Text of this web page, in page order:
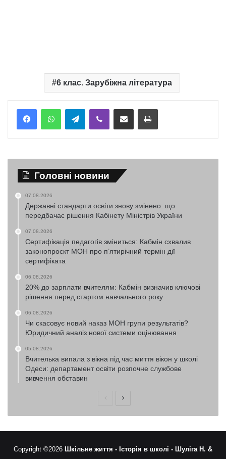
6 клас. Зарубіжна література
TelegramViber Надіслати електронною поштоюНадрукувати
Головні новини
07.08.2026
Державні стандарти освіти знову змінено: що
передбачає рішення Кабінету Міністрів України
07.08.2026
Сертифікація педагогів зміниться: Кабмін схвалив
законопроєкт МОН про п’ятирічний термін дії
сертифіката
06.08.2026
20% до зарплати вчителям: Кабмін визначив ключові
рішення перед стартом навчального року
06.08.2026
Чи скасовує новий наказ МОН групи результатів?
Юридичний аналіз нової системи оцінювання
05.08.2026
Вчителька випала з вікна під час миття вікон у школі
Одеси: департамент освіти розпочне службове
вивчення обставин
ПопередняНаступна
Copyright ©2026 Шкільне життя - Історія в школі - Шуліга Н. &